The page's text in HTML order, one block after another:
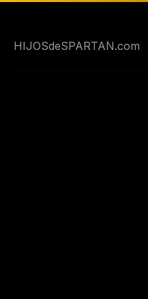
contenido
HIJOSdeSPARTAN.com